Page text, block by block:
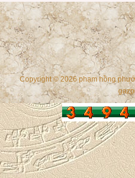
Copyright © 2026 phạm hồng